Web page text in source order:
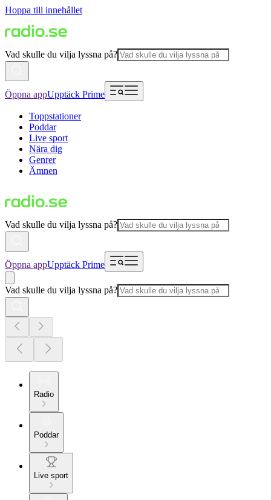
Hoppa till innehållet
Vad skulle du vilja lyssna på?
Öppna appUpptäck Prime
Toppstationer
Poddar
Live sport
Nära dig
Genrer
Ämnen
Vad skulle du vilja lyssna på?
Öppna appUpptäck Prime
Vad skulle du vilja lyssna på?
Radio
Poddar
Live sport